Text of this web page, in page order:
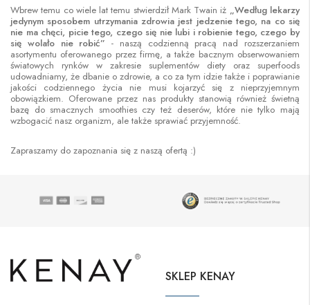
Wbrew temu co wiele lat temu stwierdził Mark Twain iż „Według lekarzy
jedynym sposobem utrzymania zdrowia jest jedzenie tego, na co się
nie ma chęci, picie tego, czego się nie lubi i robienie tego, czego by
się wolało nie robić”- naszą codzienną pracą nad rozszerzaniem
asortymentu oferowanego przez firmę, a także bacznym obserwowaniem
światowych rynków w zakresie suplementów diety oraz superfoods
udowadniamy, że dbanie o zdrowie, a co za tym idzie także i poprawianie
jakości codziennego życia nie musi kojarzyć się z nieprzyjemnym
obowiązkiem. Oferowane przez nas produkty stanowią również świetną
bazę do smacznych smoothies czy też deserów, które nie tylko mają
wzbogacić nasz organizm, ale także sprawiać przyjemność.
Zapraszamy do zapoznania się z naszą ofertą :)
SKLEP KENAY